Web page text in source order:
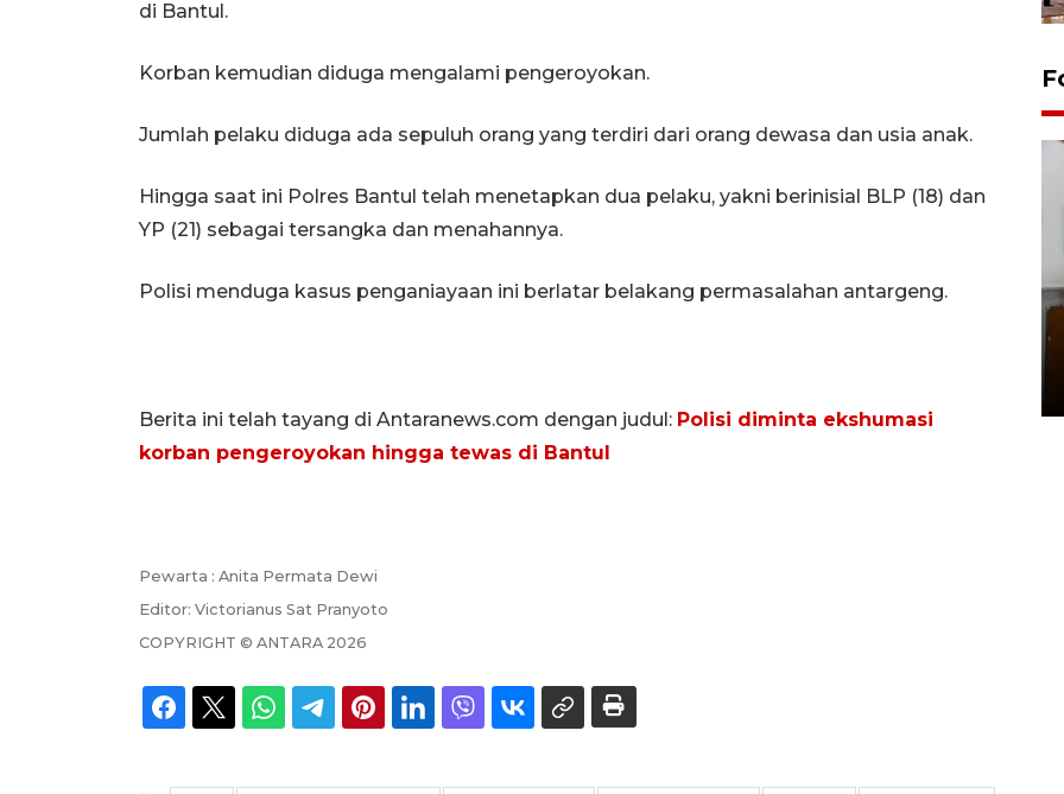
di Bantul.
Korban kemudian diduga mengalami pengeroyokan.
Jumlah pelaku diduga ada sepuluh orang yang terdiri dari orang dewasa dan usia anak.
Hingga saat ini Polres Bantul telah menetapkan dua pelaku, yakni berinisial BLP (18) dan
YP (21) sebagai tersangka dan menahannya.
Polisi menduga kasus penganiayaan ini berlatar belakang permasalahan antargeng.
Berita ini telah tayang di Antaranews.com dengan judul: Polisi diminta ekshumasi
korban pengeroyokan hingga tewas di Bantul
Pewarta : Anita Permata Dewi
Editor: Victorianus Sat Pranyoto
COPYRIGHT © ANTARA 2026